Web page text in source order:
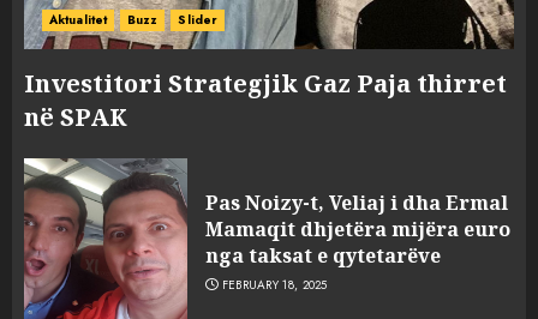
Aktualitet Buzz Slider
Investitori Strategjik Gaz Paja thirret
në SPAK
Pas Noizy-t, Veliaj i dha Ermal
Mamaqit dhjetëra mijëra euro
nga taksat e qytetarëve
FEBRUARY 18, 2025